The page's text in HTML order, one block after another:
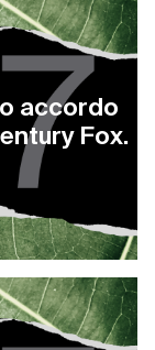
accordo
Fox.